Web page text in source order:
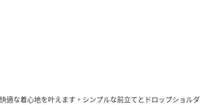
適な着心地を叶えます。シンプルな前立てとドロップショルダ